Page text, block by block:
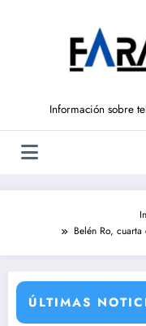
Información sobre
Belén Ro,
ÚLTIMAS
DE LIBERTAD’ (del 10